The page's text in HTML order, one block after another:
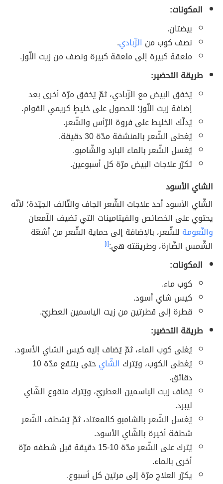
المكونات:
بيضتان.
نصف كوب من الزّبادي.
ملعقة كبيرة إلى ملعقة كبيرة ونصف من زيت اللّوز.
طريقة التحضير:
يُخفق البيض مع الزّبادي، ثمّ يُخفق مرّة أخرى بعد
إضافة زيت اللّوز؛ للحصول على خليطٍ كريمي القوام.
يُدلّك الخليط على فروة الرّأس والشّعر.
يُغطى الشّعر بالمنشفة مدّة 30 دقيقة.
يُغسل الشّعر بالماء البارد والشّامبو.
تكرّر علاجات البيض مرّة كل أسبوعين.
الشاي الأسود
الشّاي الأسود أحد علاجات الشّعر الجاف والتّالف الجيّدة؛ لأنّه
يحتوي على الخصائص والفيتامينات التي تضيف اللّمعان
والنّعومة للشّعر، بالإضافة إلى حماية الشّعر من أشعّة
الشّمس الضّارة، وطريقته هي:[١]
المكونات:
كوب ماء.
كيس شاي أسود.
قطرة إلى قطرتين من زيت الياسمين العطريّ.
طريقة التحضير:
يُغلى كوب الماء، ثمّ يُضاف إليه كيس الشاي الأسود.
يُغطى الكوب، ويُترك الشّاي
حتى ينتقع مدّة 10
دقائق.
يُضاف زيت الياسمين العطريّ، ويُترك منقوع الشّاي
ليبرد.
يُغسل الشّعر بالشامبو كالمعتاد، ثمّ يُشطف الشّعر
شطفة أخيرة بالشّاي الأسود.
يُترك على الشّعر مدّة 10-15 دقيقة قبل شطفه مرّة
أخرى بالماء.
يكرّر العلاج مرّة إلى مرتين كل أسبوع.